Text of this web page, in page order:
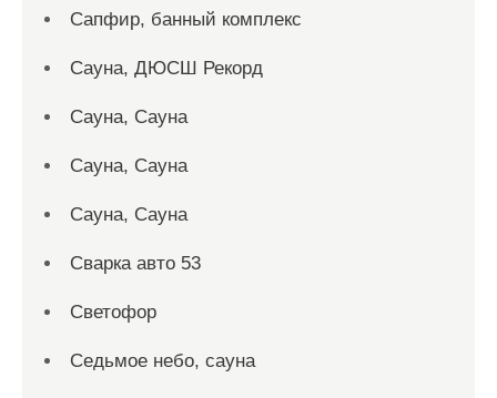
Сапфир, банный комплекс
Сауна, ДЮСШ Рекорд
Сауна, Сауна
Сауна, Сауна
Сауна, Сауна
Сварка авто 53
Светофор
Седьмое небо, сауна